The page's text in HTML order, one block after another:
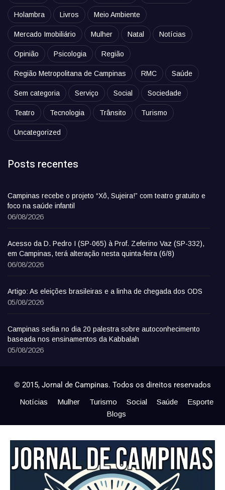
Holambra Livros Meio Ambiente
Mercado Imobiliário Mulher Natal Notícias
Opinião Psicologia Região
Região Metropolitana de Campinas RMC Saúde
Sem categoria Serviço Social Sociedade
Teatro Tecnologia Trânsito Turismo
Uncategorized
Posts recentes
Campinas recebe o projeto “Xô, Sujeira!” com teatro gratuito e
foco na saúde infantil
06/08/2026
Acesso da D. Pedro I (SP-065) à Prof. Zeferino Vaz (SP-332),
em Campinas, terá alteração nesta quinta-feira (6/8)
06/08/2026
Artigo: As eleições brasileiras e a linha de chegada dos ODS
05/08/2026
Campinas sedia no dia 20 palestra sobre autoconhecimento
baseada nos ensinamentos da Kabbalah
05/08/2026
© 2015, Jornal de Campinas. Todos os direitos reservados
Notícias Mulher Turismo Social Saúde
Esporte
Blogs